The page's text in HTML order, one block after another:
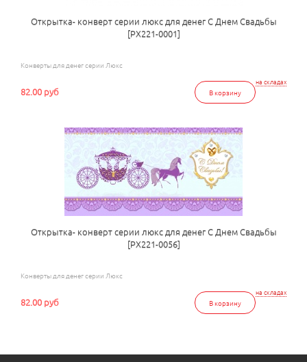
Открытка- конверт серии люкс для денег С Днем Свадьбы
[РХ221-0001]
Конверты для денег серии Люкс
на складах
В корзину
82.00 руб
Открытка- конверт серии люкс для денег С Днем Свадьбы
[РХ221-0056]
Конверты для денег серии Люкс
на складах
В корзину
82.00 руб